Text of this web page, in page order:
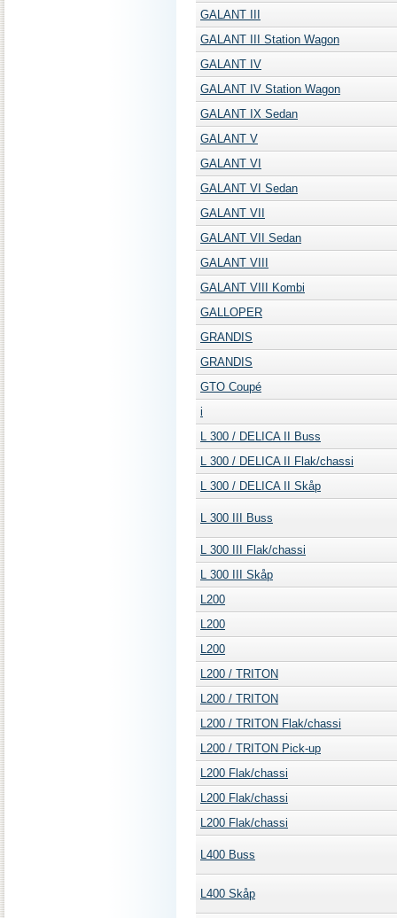
GALANT III
GALANT III Station Wagon
GALANT IV
GALANT IV Station Wagon
GALANT IX Sedan
GALANT V
GALANT VI
GALANT VI Sedan
GALANT VII
GALANT VII Sedan
GALANT VIII
GALANT VIII Kombi
GALLOPER
GRANDIS
GRANDIS
GTO Coupé
i
L 300 / DELICA II Buss
L 300 / DELICA II Flak/chassi
L 300 / DELICA II Skåp
L 300 III Buss
L 300 III Flak/chassi
L 300 III Skåp
L200
L200
L200
L200 / TRITON
L200 / TRITON
L200 / TRITON Flak/chassi
L200 / TRITON Pick-up
L200 Flak/chassi
L200 Flak/chassi
L200 Flak/chassi
L400 Buss
L400 Skåp